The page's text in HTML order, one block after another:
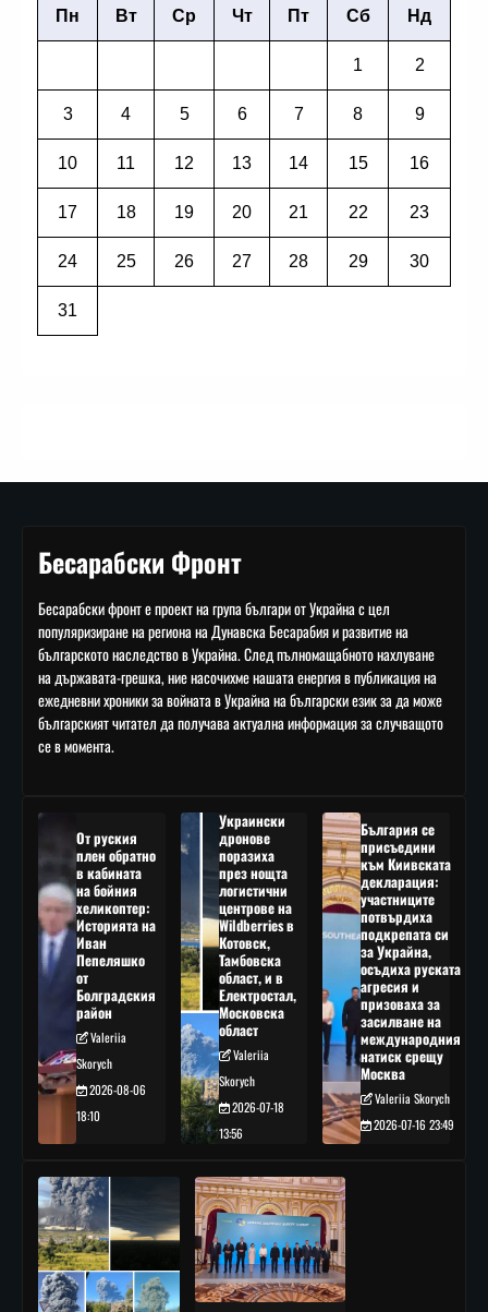
Пн Вт Ср Чт Пт Сб Нд
1 2
3 4 5 6 7 8 9
10 11 12 13 14 15 16
17 18 19 20 21 22 23
24 25 26 27 28 29 30
31
Бесарабски Фронт
Бесарабски фронт е проект на група българи от Украйна с цел
популяризиране на региона на Дунавска Бесарабия и развитие на
българското наследство в Украйна. След пълномащабното нахлуване
на държавата-грешка, ние насочихме нашата енергия в публикация на
ежедневни хроники за войната в Украйна на български език за да може
българският читател да получава актуална информация за случващото
се в момента.
От руския
плен обратно
в кабината
на бойния
хеликоптер:
Историята на
Иван
Пепеляшко
от
Болградския
район
Valeriia
Skorych
2026-08-06
18:10
Украински
дронове
поразиха
през нощта
логистични
центрове на
Wildberries в
Котовск,
Тамбовска
област, и в
Електростал,
Московска
област
Valeriia
Skorych
2026-07-18
13:56
България се
присъедини
към Киивската
декларация:
участниците
потвърдиха
подкрепата си
за Украйна,
осъдиха руската
агресия и
призоваха за
засилване на
международния
натиск срещу
Москва
Valeriia Skorych
2026-07-16 23:49